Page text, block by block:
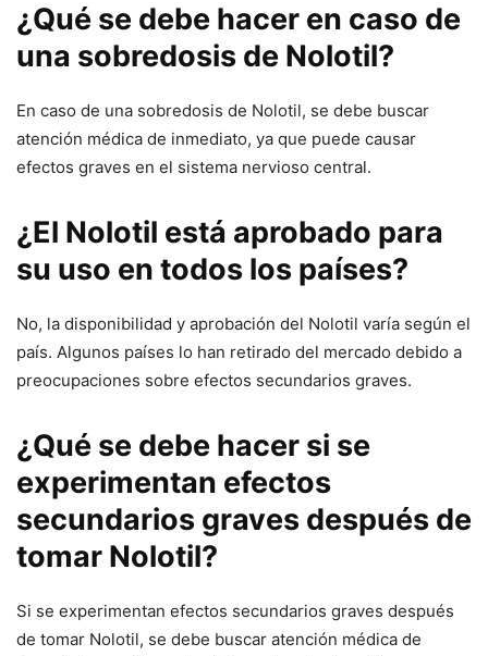
¿Qué se debe hacer en caso de
una sobredosis de Nolotil?
En caso de una sobredosis de Nolotil, se debe buscar
atención médica de inmediato, ya que puede causar
efectos graves en el sistema nervioso central.
¿El Nolotil está aprobado para
su uso en todos los países?
No, la disponibilidad y aprobación del Nolotil varía según el
país. Algunos países lo han retirado del mercado debido a
preocupaciones sobre efectos secundarios graves.
¿Qué se debe hacer si se
experimentan efectos
secundarios graves después de
tomar Nolotil?
Si se experimentan efectos secundarios graves después
de tomar Nolotil, se debe buscar atención médica de